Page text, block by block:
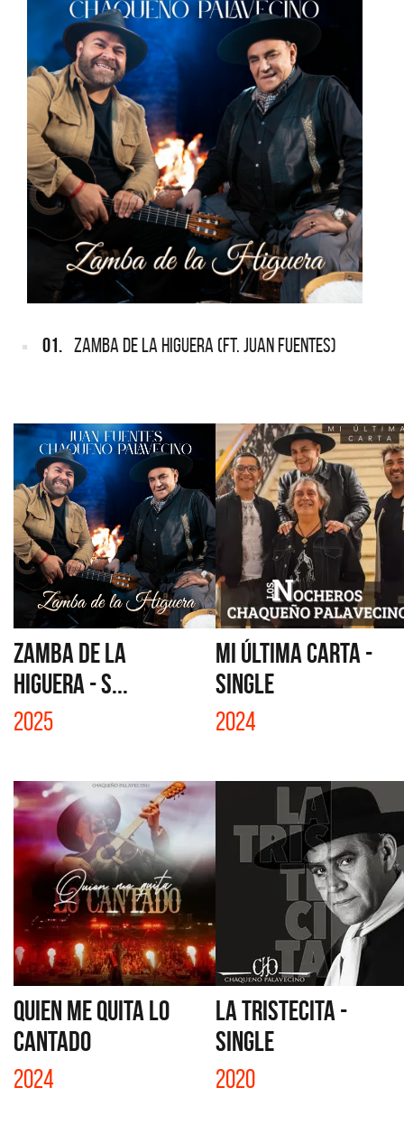
01. ZAMBA DE LA HIGUERA (FT. JUAN FUENTES)
ZAMBA DE LA
HIGUERA - S...
2025
MI ÚLTIMA CARTA -
SINGLE
2024
QUIEN ME QUITA LO
CANTADO
2024
LA TRISTECITA -
SINGLE
2020